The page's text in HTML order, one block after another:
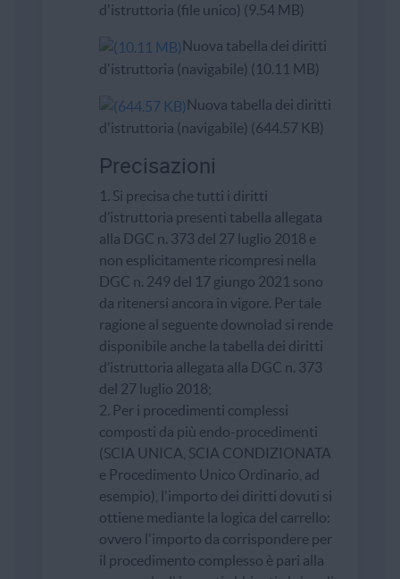
d'istruttoria (file unico) (9.54 MB)
Nuova tabella dei diritti
d'istruttoria (navigabile) (10.11 MB)
Nuova tabella dei diritti
d'istruttoria (navigabile) (644.57 KB)
Precisazioni
1. Si precisa che tutti i diritti
d’istruttoria presenti tabella allegata
alla DGC n. 373 del 27 luglio 2018 e
non esplicitamente ricompresi nella
DGC n. 249 del 17 giungo 2021 sono
da ritenersi ancora in vigore. Per tale
ragione al seguente downolad si rende
disponibile anche la tabella dei diritti
d’istruttoria allegata alla DGC n. 373
del 27 luglio 2018;
2. Per i procedimenti complessi
composti da più endo-procedimenti
(SCIA UNICA, SCIA CONDIZIONATA
e Procedimento Unico Ordinario, ad
esempio), l'importo dei diritti dovuti si
ottiene mediante la logica del carrello:
ovvero l'importo da corrispondere per
il procedimento complesso è pari alla